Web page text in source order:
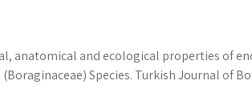
anatomical and ecological properties of
Species. Turkish Journal of